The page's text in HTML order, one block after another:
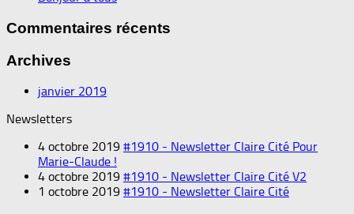
Commentaires récents
Archives
janvier 2019
Newsletters
4 octobre 2019 #1910 - Newsletter Claire Cité Pour
Marie-Claude !
4 octobre 2019 #1910 - Newsletter Claire Cité V2
1 octobre 2019 #1910 - Newsletter Claire Cité